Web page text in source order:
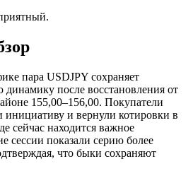
пара USDJPY сохраняет
после восстановления от
155,00–156,00. Покупатели
инициативу и вернули котировки в
сейчас находится важное
сессии показали серию более
что быки сохраняют